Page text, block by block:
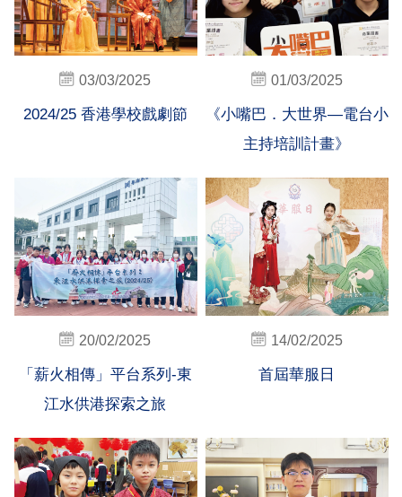
03/03/2025
2024/25 香港學校戲劇節
01/03/2025
《小嘴巴．大世界—電台小
主持培訓計畫》
20/02/2025
「薪火相傳」平台系列-東
江水供港探索之旅
14/02/2025
首屆華服日